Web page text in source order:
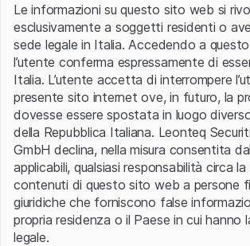
Errore del server.
Le informazioni su questo sito web si
esclusivamente a soggetti residenti o
sede legale in Italia. Accedendo a
l’utente conferma espressamente di
Italia. L’utente accetta di interrompere
presente sito internet ove, in futuro, la
dovesse essere spostata in luogo
della Repubblica Italiana. Leonteq
GmbH declina, nella misura consentita
applicabili, qualsiasi responsabilità circa
contenuti di questo sito web a persone
giuridiche che forniscono false
propria residenza o il Paese in cui hanno
legale.